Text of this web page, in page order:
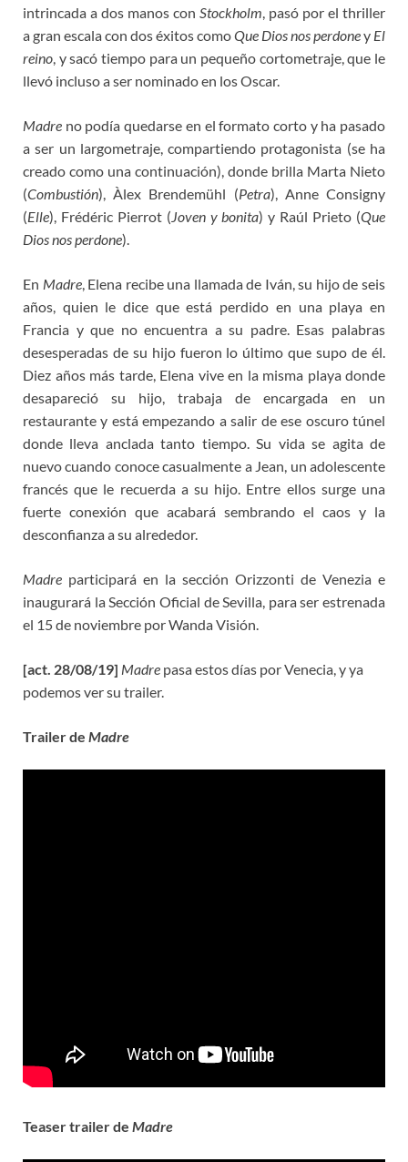
o
o
k
e
r
d
o
n
i
n
k
m
e
r
e
s
t
intrincada a dos manos con Stockholm, pasó por el thriller
a gran escala con dos éxitos comoQue Dios nos perdoney El
reino, y sacó tiempo para un pequeño cortometraje, que le
llevó incluso a ser nominado en los Oscar.
Madre no podía quedarse en el formato corto y ha pasado
a ser un largometraje, compartiendo protagonista (se ha
creado como una continuación), donde brilla Marta Nieto
(Combustión), Àlex Brendemühl (Petra), Anne Consigny
(Elle), Frédéric Pierrot (Joven y bonita) y Raúl Prieto (Que
Dios nos perdone).
En Madre, Elena recibe una llamada de Iván, su hijo de seis
años, quien le dice que está perdido en una playa en
Francia y que no encuentra a su padre. Esas palabras
desesperadas de su hijo fueron lo último que supo de él.
Diez años más tarde, Elena vive en la misma playa donde
desapareció su hijo, trabaja de encargada en un
restaurante y está empezando a salir de ese oscuro túnel
donde lleva anclada tanto tiempo. Su vida se agita de
nuevo cuando conoce casualmente a Jean, un adolescente
francés que le recuerda a su hijo. Entre ellos surge una
fuerte conexión que acabará sembrando el caos y la
desconfianza a su alrededor.
Madre participará en la sección Orizzonti de Venezia e
inaugurará la Sección Oficial de Sevilla, para ser estrenada
el 15 de noviembre por Wanda Visión.
[act. 28/08/19] Madre pasa estos días por Venecia, y ya
podemos ver su trailer.
Trailer de Madre
Teaser trailer de Madre